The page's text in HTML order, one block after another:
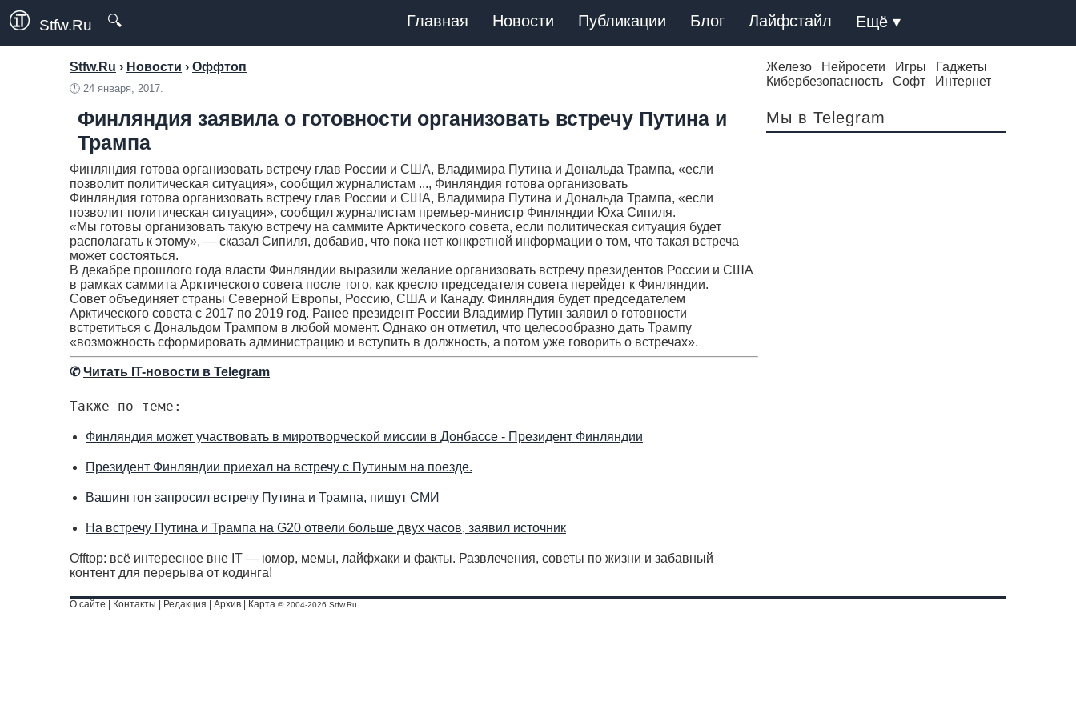
Stfw.Ru 🔍 Главная Новости Публикации Блог Лайфстайл Ещё ▾
Stfw.Ru › Новости › Оффтоп
🕛 24 января, 2017.
Финляндия заявила о готовности организовать встречу Путина и
Трампа
Финляндия готова организовать встречу глав России и США, Владимира Путина и Дональда Трампа, «если
позволит политическая ситуация», сообщил журналистам ..., Финляндия готова организовать
Финляндия готова организовать встречу глав России и США, Владимира Путина и Дональда Трампа, «если
позволит политическая ситуация», сообщил журналистам премьер-министр Финляндии Юха Сипиля.
«Мы готовы организовать такую встречу на саммите Арктического совета, если политическая ситуация будет
располагать к этому», — сказал Сипиля, добавив, что пока нет конкретной информации о том, что такая встреча
может состояться.
В декабре прошлого года власти Финляндии выразили желание организовать встречу президентов России и США
в рамках саммита Арктического совета после того, как кресло председателя совета перейдет к Финляндии.
Совет объединяет страны Северной Европы, Россию, США и Канаду. Финляндия будет председателем
Арктического совета с 2017 по 2019 год. Ранее президент России Владимир Путин заявил о готовности
встретиться с Дональдом Трампом в любой момент. Однако он отметил, что целесообразно дать Трампу
«возможность сформировать администрацию и вступить в должность, а потом уже говорить о встречах».
✆Читать IT-новости в Telegram
Также по теме:
Финляндия может участвовать в миротворческой миссии в Донбассе - Президент Финляндии
Президент Финляндии приехал на встречу с Путиным на поезде.
Вашингтон запросил встречу Путина и Трампа, пишут СМИ
На встречу Путина и Трампа на G20 отвели больше двух часов, заявил источник
Железо Нейросети Игры
Гаджеты
Кибербезопасность
Софт Интернет
Мы в Telegram
Offtop: всё интересное вне IT — юмор, мемы, лайфхаки и факты. Развлечения, советы по жизни и забавный
контент для перерыва от кодинга!
О сайте Контакты Редакция Архив Карта © 2004-2026 Stfw.Ru